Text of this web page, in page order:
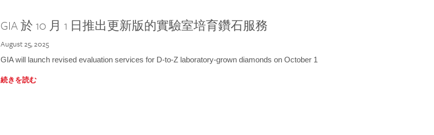
GIA 於 10 月 1 日推出更新版的實驗室培育鑽石服務
August 25, 2025
GIA will launch revised evaluation services for D-to-Z laboratory-grown diamonds on October 1
続きを読む